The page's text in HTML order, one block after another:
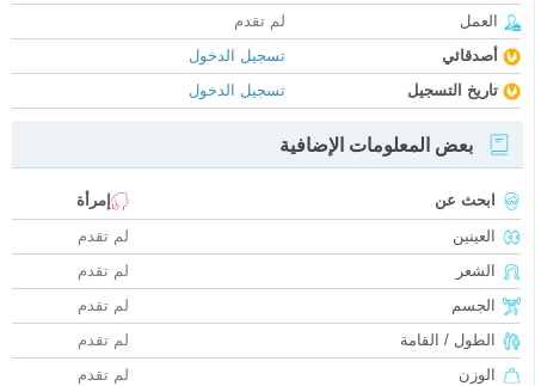
العمل
لم تقدم
أصدقائي
تسجيل الدخول
تاريخ التسجيل
تسجيل الدخول
بعض المعلومات الإضافية
ابحث عن
إمرأة
العينين
لم تقدم
الشعر
لم تقدم
الجسم
لم تقدم
الطول / القامة
لم تقدم
الوزن
لم تقدم